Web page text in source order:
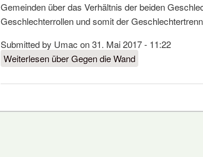
Gemeinden über das Verhältnis der beiden
Geschlechterrollen und somit der
Submitted by Umac on 31. Mai 2017 - 11:22
Weiterlesen über Gegen die Wand